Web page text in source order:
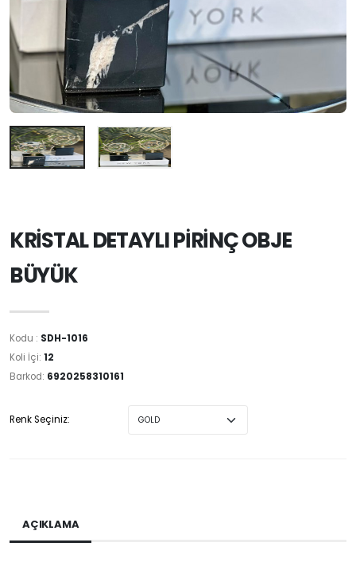
KRİSTAL DETAYLI PİRİNÇ OBJE
BÜYÜK
Kodu : SDH-1016
Koli İçi: 12
Barkod: 6920258310161
Renk Seçiniz:
AÇIKLAMA